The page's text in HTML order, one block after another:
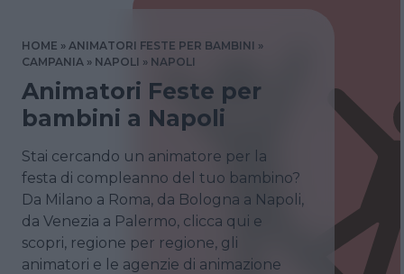
HOME
ANIMATORI FESTE PER BAMBINI
CAMPANIA
NAPOLI NAPOLI
Animatori Feste per
bambini a Napoli
Stai cercando un animatore per la
festa di compleanno del tuo bambino?
Da Milano a Roma, da Bologna a Napoli,
da Venezia a Palermo, clicca qui e
scopri, regione per regione, gli
animatori e le agenzie di animazione